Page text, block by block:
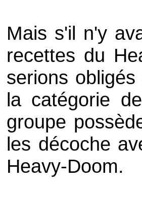
Mais s'il n'y
recettes du
serions
la catégorie
groupe
les décoche
Heavy-Doom.